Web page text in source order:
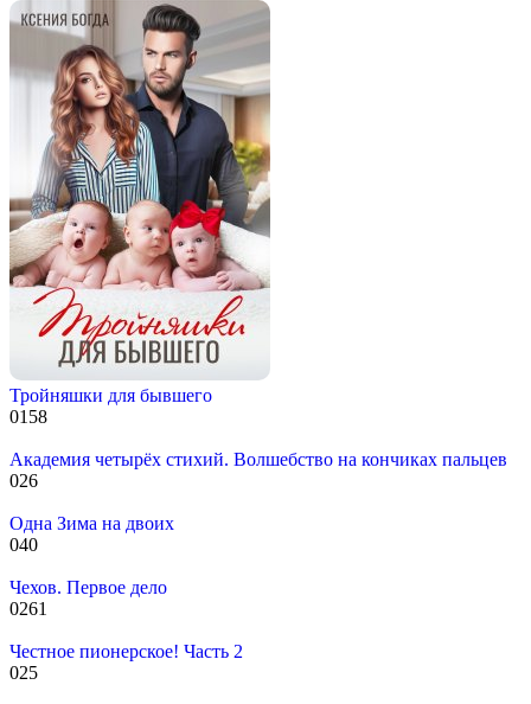
Тройняшки для бывшего
0158
Академия четырёх стихий. Волшебство на кончиках пальцев
026
Одна Зима на двоих
040
Чехов. Первое дело
0261
Честное пионерское! Часть 2
025